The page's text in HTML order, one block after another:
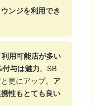
ンジを利用でき
利用可能店が多い
付与は魅力。SB
更にアップ。 ア
性もとても良い